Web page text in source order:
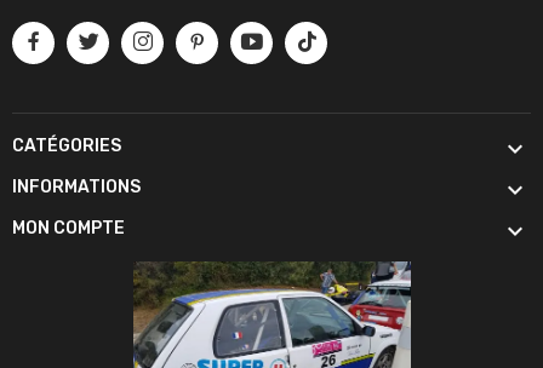
CATÉGORIES 
INFORMATIONS 
MON COMPTE 